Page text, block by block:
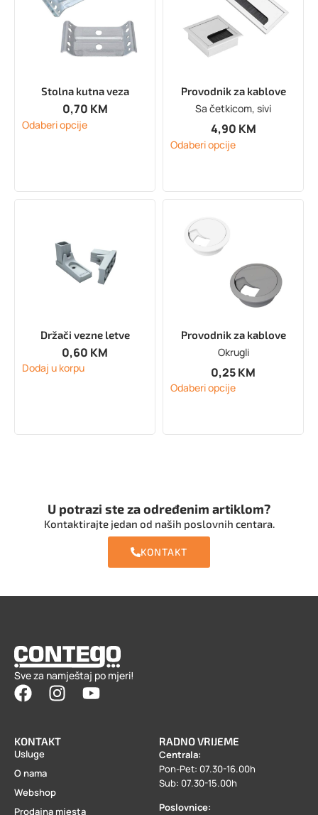
Stolna kutna veza
0,70 KM
Odaberi opcije
Provodnik za kablove
Sa četkicom, sivi
4,90 KM
Odaberi opcije
Držači vezne letve
0,60 KM
Dodaj u korpu
Provodnik za kablove
Okrugli
0,25KM
Odaberi opcije
U potrazi ste za određenim artiklom?
Kontaktirajte jedan od naših poslovnih centara.
KONTAKT
Sve za namještaj po mjeri!
KONTAKT
Usluge
O nama
Webshop
Prodajna mjesta
RADNO VRIJEME
Centrala:
Pon-Pet: 07.30-16.00h
Sub: 07.30-15.00h
Poslovnice: